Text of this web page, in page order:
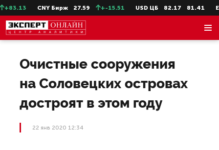
CNY Бирж 27.59 +-15.51 USD ЦБ 82.17 81.41
Очистные сооружения
на Соловецких островах
достроят в этом году
22 янв 2020 12:34